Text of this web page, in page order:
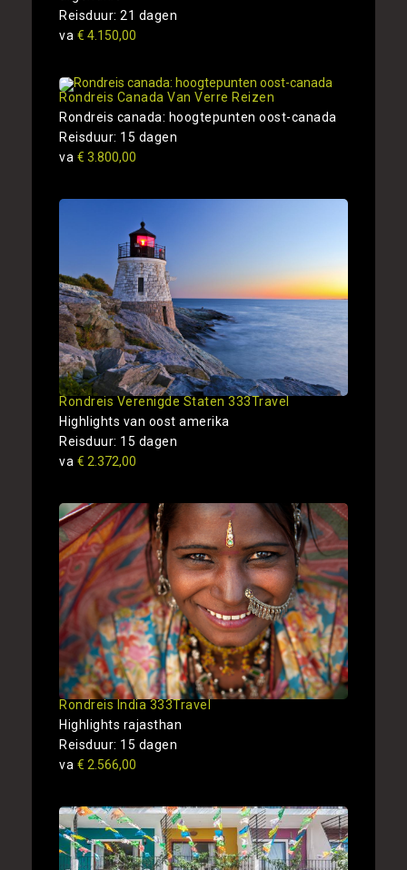
Reisduur: 21 dagen
va € 4.150,00
Rondreis Canada Van Verre Reizen
Rondreis canada: hoogtepunten oost-canada
Reisduur: 15 dagen
va € 3.800,00
Rondreis Verenigde Staten 333Travel
Highlights van oost amerika
Reisduur: 15 dagen
va € 2.372,00
Rondreis India 333Travel
Highlights rajasthan
Reisduur: 15 dagen
va € 2.566,00